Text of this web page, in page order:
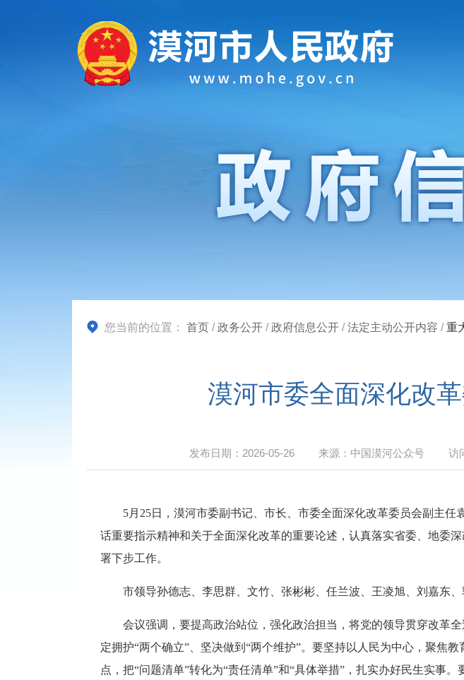
您当前的位置： 首页 /政务公开 /政府信息公开 /法定主动公开内容 /重
漠河市委全面深化改
发布日期： 2026-05-26 来源： 中国漠河公众号 访
5月25日，漠河市委副书记、市长、市委全面深化改革委员会副主
话重要指示精神和关于全面深化改革的重要论述， 认真落实省委、地委深
署下步工作。
市领导孙德志、李思群、文竹、张彬彬、任兰波、王凌旭、刘嘉东、
会议强调， 要提高政治站位，强化政治担当，将党的领导贯穿改革
定拥护“两个确立”、坚决做到“两个维护”。 要坚持以人民为中心，聚焦教
点，把“问题清单”转化为“责任清单”和“具体举措”，扎实办好民生实事